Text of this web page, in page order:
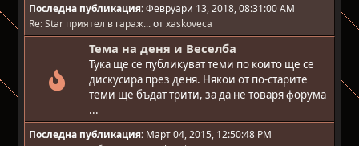
Последна публикация:Февруари 13, 2018, 08:31:00 AM
Re: Star приятел в гараж...отxaskoveca
Тема на деня и Веселба
Тука ще се публикуват теми по които ще се
дискусира през деня. Някои от по-старите
теми ще бъдат трити, за да не товаря форума
...
Последна публикация: Март 04, 2015, 12:50:48 PM